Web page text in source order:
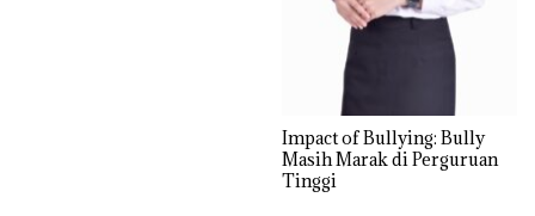
Impact of Bullying: Bully
Masih Marak di Perguruan
Tinggi